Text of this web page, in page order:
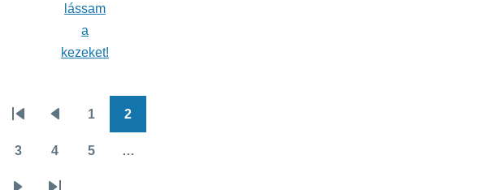
lássam
a
kezeket!
Oldalszámozás
oldal
oldal
1 2
3 4 5 …